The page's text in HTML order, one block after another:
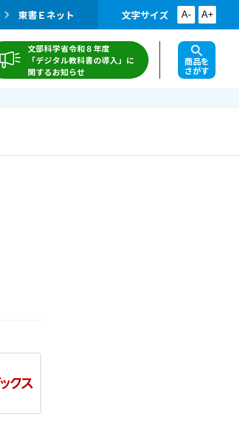
東書Ｅネット 文字サイズ A- A+
文部科学省令和８年度
「デジタル教科書の導入」に
関するお知らせ
商品を
さがす